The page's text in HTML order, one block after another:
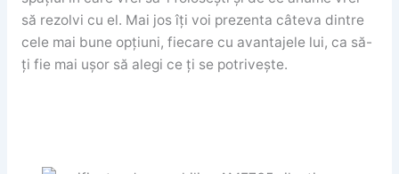
să rezolvi cu el. Mai jos îți voi prezenta câteva dintre
cele mai bune opțiuni, fiecare cu avantajele lui, ca să-
ți fie mai ușor să alegi ce ți se potrivește.